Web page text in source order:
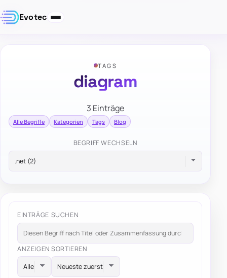
Evotec
TAGS
diagram
3 Einträge
Alle Begriffe Kategorien Tags Blog
BEGRIFF WECHSELN
EINTRÄGE SUCHEN
ANZEIGEN SORTIEREN